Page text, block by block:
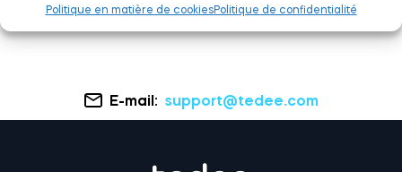
Politique en matière de cookiesPolitique de confidentialité
E-mail: support@tedee.com